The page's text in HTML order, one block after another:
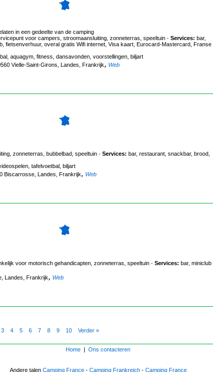
in een gedeelte van de camping
voor campers, stroomaansluiting, zonneterras, speeltuin - Services: bar,
fietsenverhuur, overal gratis Wifi internet, Visa kaart, Eurocard-Mastercard, Franse
aquagym, fitness, dansavonden, voorstellingen, biljart
Vielle-Saint-Girons, Landes, Frankrijk, Web
zonneterras, bubbelbad, speeltuin - Services: bar, restaurant, snackbar, brood,
tafelvoetbal, biljart
Biscarrosse, Landes, Frankrijk, Web
voor motorisch gehandicapten, zonneterras, speeltuin - Services: bar, miniclub
Landes, Frankrijk, Web
3 4 5 6 7 8 9 10 Verder »
Home | Ons contacteren
Andere talen Camping France- Camping Frankreich- Camping France